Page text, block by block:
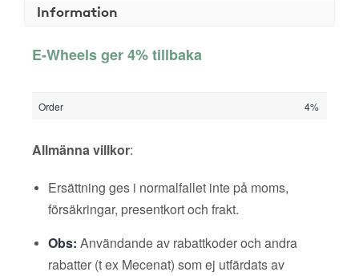
Information
E-Wheels ger 4% tillbaka
Order 4%
Allmänna villkor:
Ersättning ges i normalfallet inte på moms,
försäkringar, presentkort och frakt.
Obs: Användande av rabattkoder och andra
rabatter (t ex Mecenat) som ej utfärdats av